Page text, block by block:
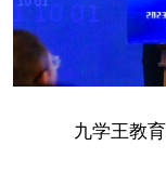
九学王教